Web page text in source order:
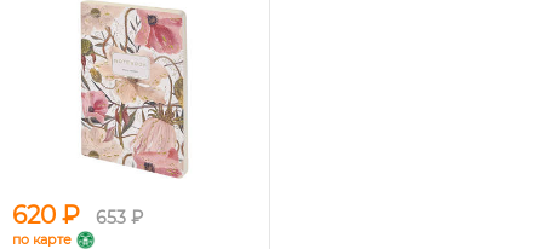
620 ₽ 653 ₽
по карте